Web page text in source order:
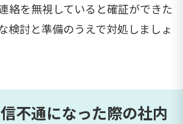
絡を無視していると確証ができた
検討と準備のうえで対処しましょ
不通になった際の社内